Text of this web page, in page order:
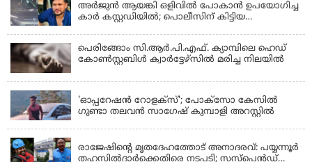
അർജുൻ ആയങ്കി ഒളിവിൽ പോകാൻ ഉപയോഗിച്ച
കാർ കസ്റ്റഡിയിൽ; പൊലീസിന് കിട്ടിയ
പെരിങ്ങോം സി.ആർ.പി.എഫ്. ക്യാമ്പിലെ ഹെഡ്
കോൺസ്റ്റബിൾ ക്വാർട്ടേഴ്സിൽ മരിച്ച നിലയിൽ
'ഓപ്പറേഷൻ റോളക്സ്'; പോക്സോ കേസിൽ
ഗുണ്ടാ തലവൻ സാഗേഷ് കുമ്പാളി അറസ്റ്റിൽ
രാജേഷിന്റെ മൃതദേഹത്തോട് അനാദരവ്: പയ്യന്നൂർ
തഹസിൽദാർക്കെതിരെ നടപടി; സസ്പെൻഡ്